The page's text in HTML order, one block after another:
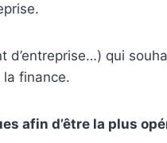
d’entreprise…) qui
finance.
afin d’être la plus